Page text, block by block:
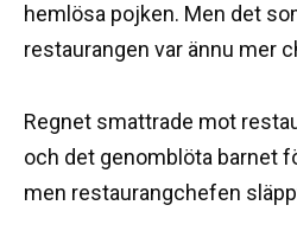
hemlösa pojken. Men det
restaurangen var ännu mer
Regnet smattrade mot
och det genomblöta barnet
men restaurangchefen